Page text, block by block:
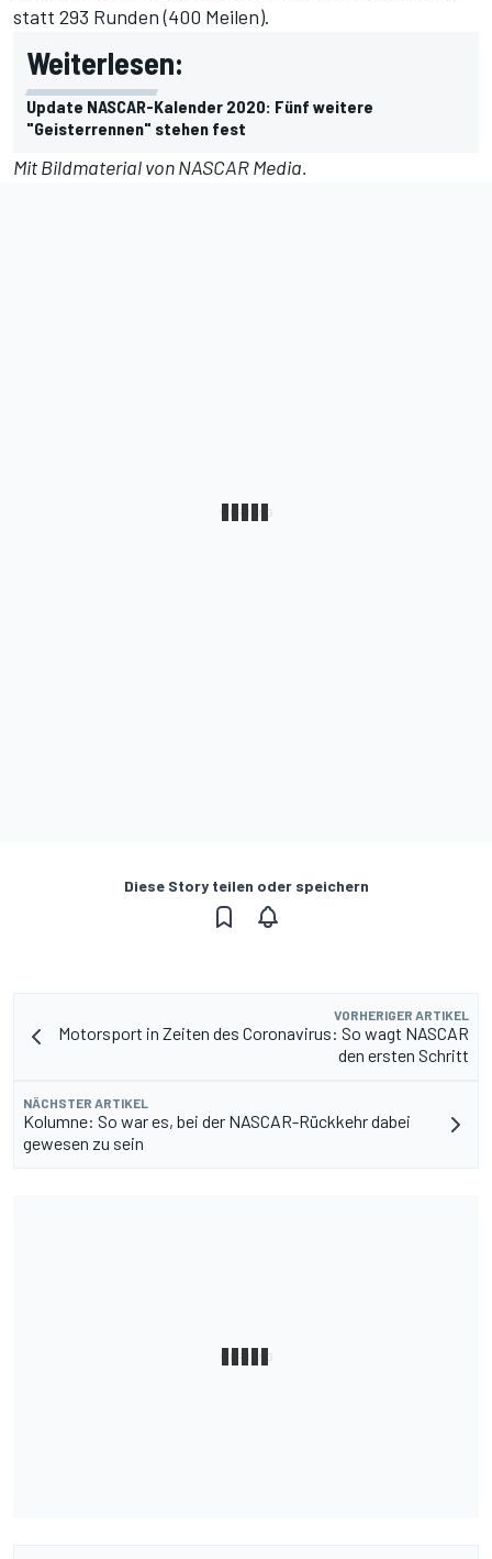
statt 293 Runden (400 Meilen).
Weiterlesen:
Update NASCAR-Kalender 2020: Fünf weitere
"Geisterrennen" stehen fest
Mit Bildmaterial von NASCAR Media.
Diese Story teilen oder speichern
VORHERIGER ARTIKEL
Motorsport in Zeiten des Coronavirus: So wagt NASCAR
den ersten Schritt
NÄCHSTER ARTIKEL
Kolumne: So war es, bei der NASCAR-Rückkehr dabei
gewesen zu sein